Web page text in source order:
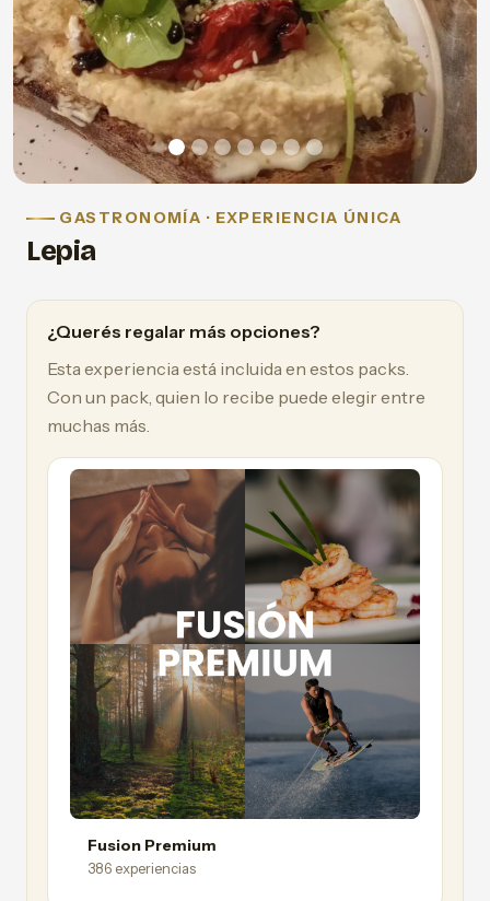
GASTRONOMÍA · EXPERIENCIA ÚNICA
Lepia
¿Querés regalar más opciones?
Esta experiencia está incluida en estos packs.
Con un pack, quien lo recibe puede elegir entre
muchas más.
Fusion Premium
386 experiencias